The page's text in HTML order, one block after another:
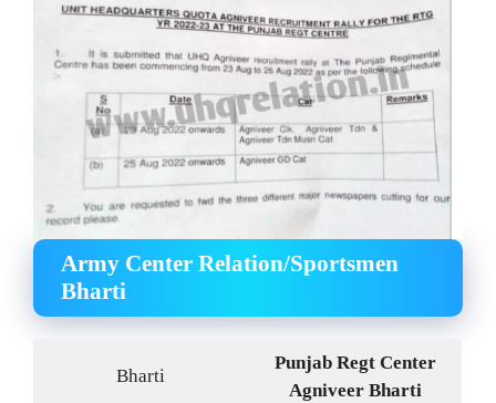
Army Center Relation/Sportsmen
Bharti
Bharti
Punjab Regt Center
Agniveer Bharti